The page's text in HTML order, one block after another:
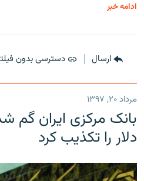
ادامه خبر
ارسال دسترسی بدون
مرداد ۲۰, ۱۳۹۷
دلار را تکذیب کرد